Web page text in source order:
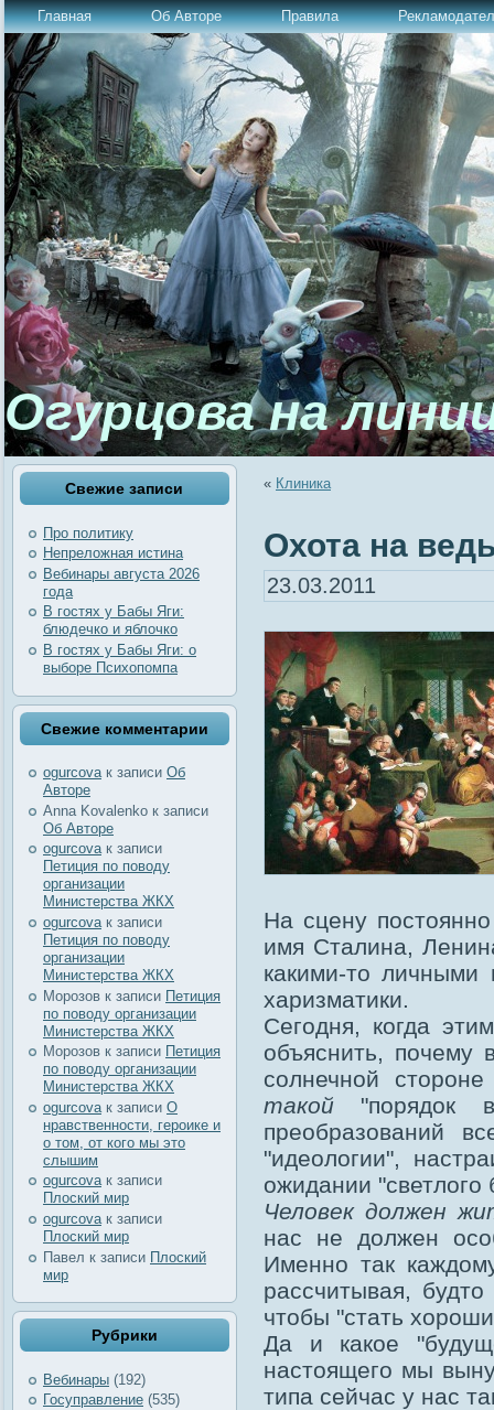
Главная Об Авторе Правила
Огурцова на
Свежие записи
Про политику
Непреложная истина
Вебинары августа 2026
года
В гостях у Бабы Яги:
блюдечко и яблочко
В гостях у Бабы Яги: о
выборе Психопомпа
Свежие комментарии
ogurcovaк записи Об
Авторе
Anna Kovalenko к записи
Об Авторе
ogurcovaк записи
Петиция по поводу
организации
Министерства ЖКХ
ogurcova к записи
Петиция по поводу
организации
Министерства ЖКХ
Морозов к записи Петиция
по поводу организации
Министерства ЖКХ
Морозов к записи Петиция
по поводу организации
Министерства ЖКХ
ogurcova к записи О
нравственности, героике и
о том, от кого мы это
слышим
ogurcovaк записи
Плоский мир
ogurcova к записи
Плоский мир
Павел к записи Плоский
мир
Рубрики
Вебинары (192)
Госуправление (535)
« Клиника
Охота на
23.03.2011
На сцену
имя Сталина,
какими-то
харизматики.
Сегодня, когда
объяснить, почему
солнечной
такой "порядок
преобразований
"идеологии",
ожидании "светлого
Человек должен
нас не должен
Именно так
рассчитывая,
чтобы "стать
Да и какое
настоящего мы
типа сейчас у нас